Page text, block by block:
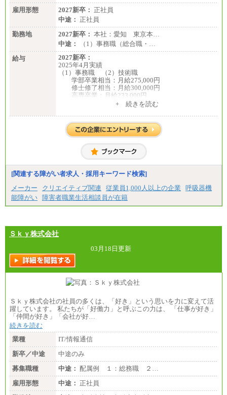
雇用形態
2027新卒： 正社員
中途： 正社員
勤務地
2027新卒： 本社：愛知 東京本…
中途：
（1）事務職（総合職・…
給与
2027新卒：
2025年4月実績
（1）事務職 （2）技術職
学部卒業相当：月給275,000円
修士修了相当：月給300,000円
高専卒業：月給233,000円
大学院修了・大学卒業：月給21万円
短期大学・専門学校（2年制）卒業：月給20万円
慮して給与を決定いたします
※試用期間中も給与に変更はございません
中途：
（1）事務職（総合職・正社員） （2）技術職（総
合職・正社員）
月給 208,000円以上
経験、能力等を考慮し、弊社規定により決定
試用期間中も給与に変更はございません
基本給
月給 182,400円以上
+ 続きを読む
[関連する障がい者求人・採用キーワード検索]
メーカー
クリエイティブ関連 従業員1,000人以上の企業
呼吸器機
能障がい 障害者職業生活相談員が在籍
Ｓｋｙ株式会社
03月18日更新
Ｓｋｙ株式会社の社員の多くは、「好き」という思いを力に変えて活
躍しています。 私たちが「好働力」と呼ぶこの力は、 「仕事が好き」
「仲間が好き」「会社が好…
続きを読む
業種
IT/情報通信
新卒／中途
中途のみ
募集職種
中途： 配属例 １：総務職 ２…
雇用形態
中途： 正社員